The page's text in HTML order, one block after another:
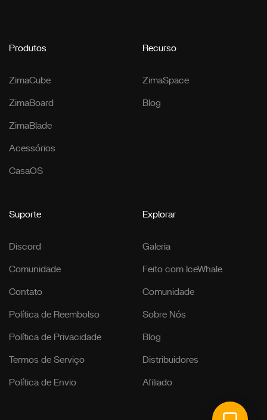
Produtos
ZimaCube
ZimaBoard
ZimaBlade
Acessórios
CasaOS
Recurso
ZimaSpace
Blog
Suporte
Discord
Comunidade
Contato
Política de Reembolso
Política de Privacidade
Termos de Serviço
Política de Envio
Explorar
Galeria
Feito com IceWhale
Comunidade
Sobre Nós
Blog
Distribuidores
Afiliado